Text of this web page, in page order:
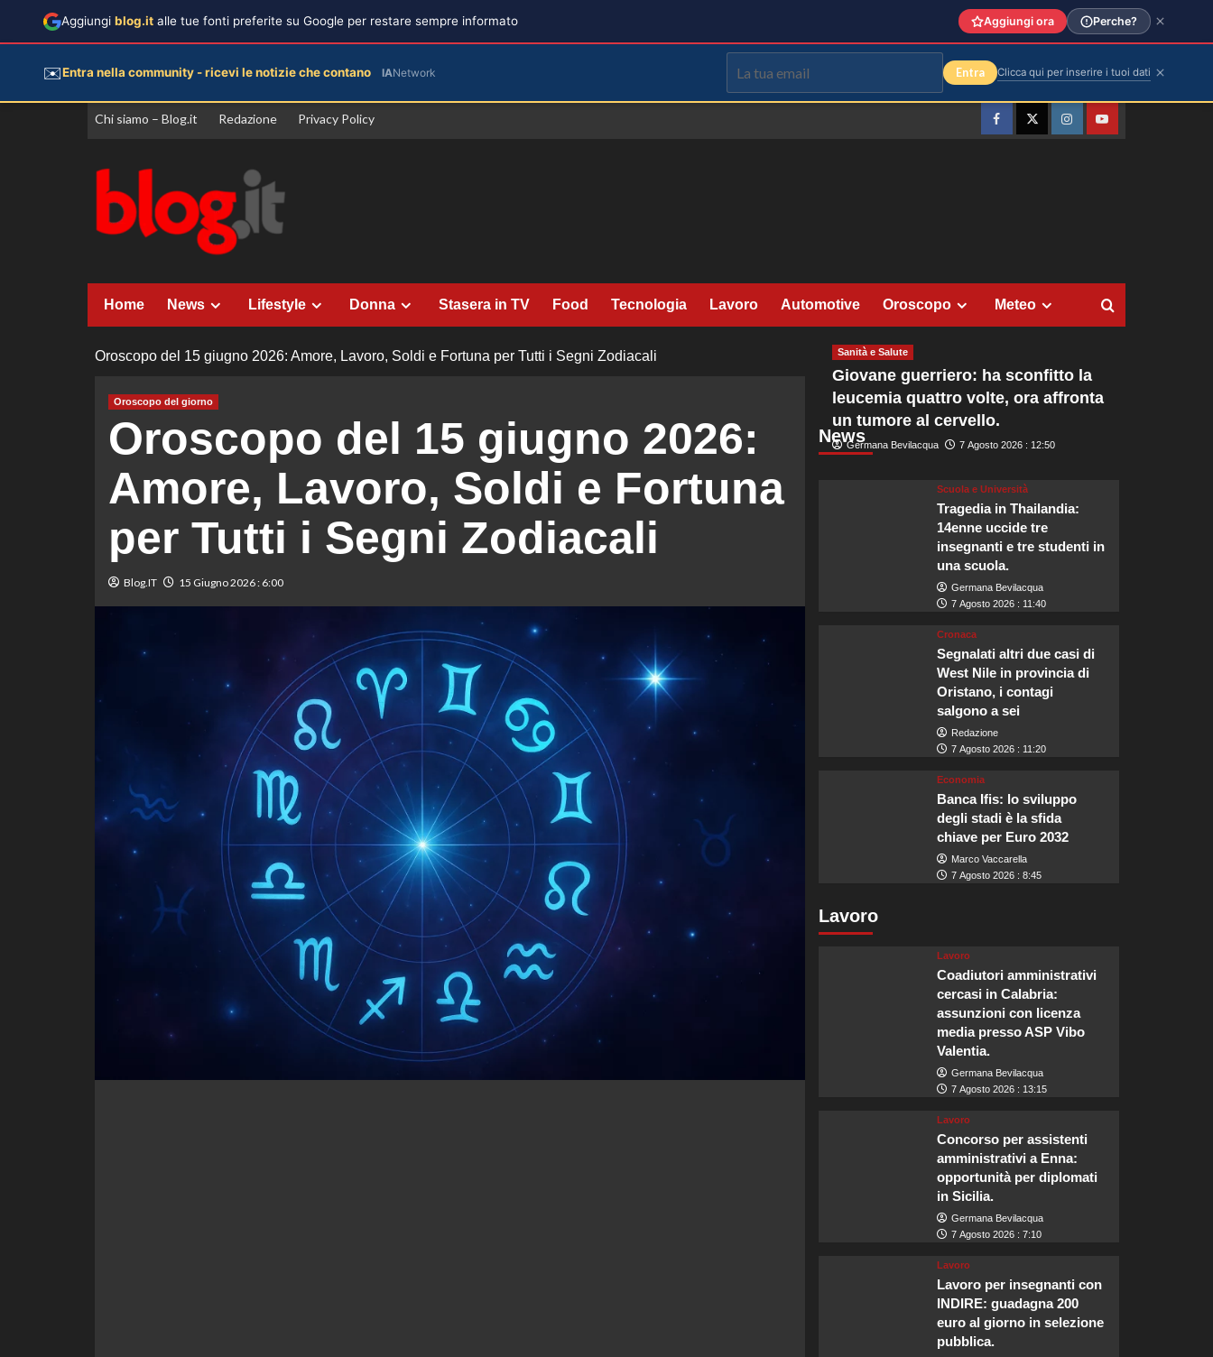
Vai
Chi siamo – Blog.it Redazione Privacy Policy
FacebookTwitterInstagramYouTube
Home News Lifestyle Donna Stasera in TV Food Tecnologia Lavoro Automotive Oroscopo Meteo
Oroscopo del 15 giugno 2026: Amore, Lavoro, Soldi e Fortuna per Tutti i Segni Zodiacali
Oroscopo del giorno
Oroscopo del 15 giugno 2026:
Amore, Lavoro, Soldi e Fortuna
per Tutti i Segni Zodiacali
Blog.IT 15 Giugno 2026 : 6:00
News
Sanità e Salute
Giovane guerriero: ha sconfitto la
leucemia quattro volte, ora affronta
un tumore al cervello.
Germana Bevilacqua 7 Agosto 2026 : 12:50
Scuola e Università
Tragedia in Thailandia:
14enne uccide tre
insegnanti e tre studenti in
una scuola.
Germana Bevilacqua
7 Agosto 2026 : 11:40
Cronaca
Segnalati altri due casi di
West Nile in provincia di
Oristano, i contagi
salgono a sei
Redazione
7 Agosto 2026 : 11:20
Economia
Banca Ifis: lo sviluppo
degli stadi è la sfida
chiave per Euro 2032
Marco Vaccarella
7 Agosto 2026 : 8:45
Lavoro
Lavoro
Coadiutori amministrativi
cercasi in Calabria:
assunzioni con licenza
media presso ASP Vibo
Valentia.
Germana Bevilacqua
7 Agosto 2026 : 13:15
Lavoro
Concorso per assistenti
amministrativi a Enna:
opportunità per diplomati
in Sicilia.
Germana Bevilacqua
7 Agosto 2026 : 7:10
Lavoro
Lavoro per insegnanti con
INDIRE: guadagna 200
euro al giorno in selezione
pubblica.
Aggiungi blog.it alle tue fonti preferite su Google per restare sempre informato Aggiungi ora Perche?
✉️Entra nella community - ricevi le notizie che contano IANetwork Entra Clicca qui per inserire i tuoi dati